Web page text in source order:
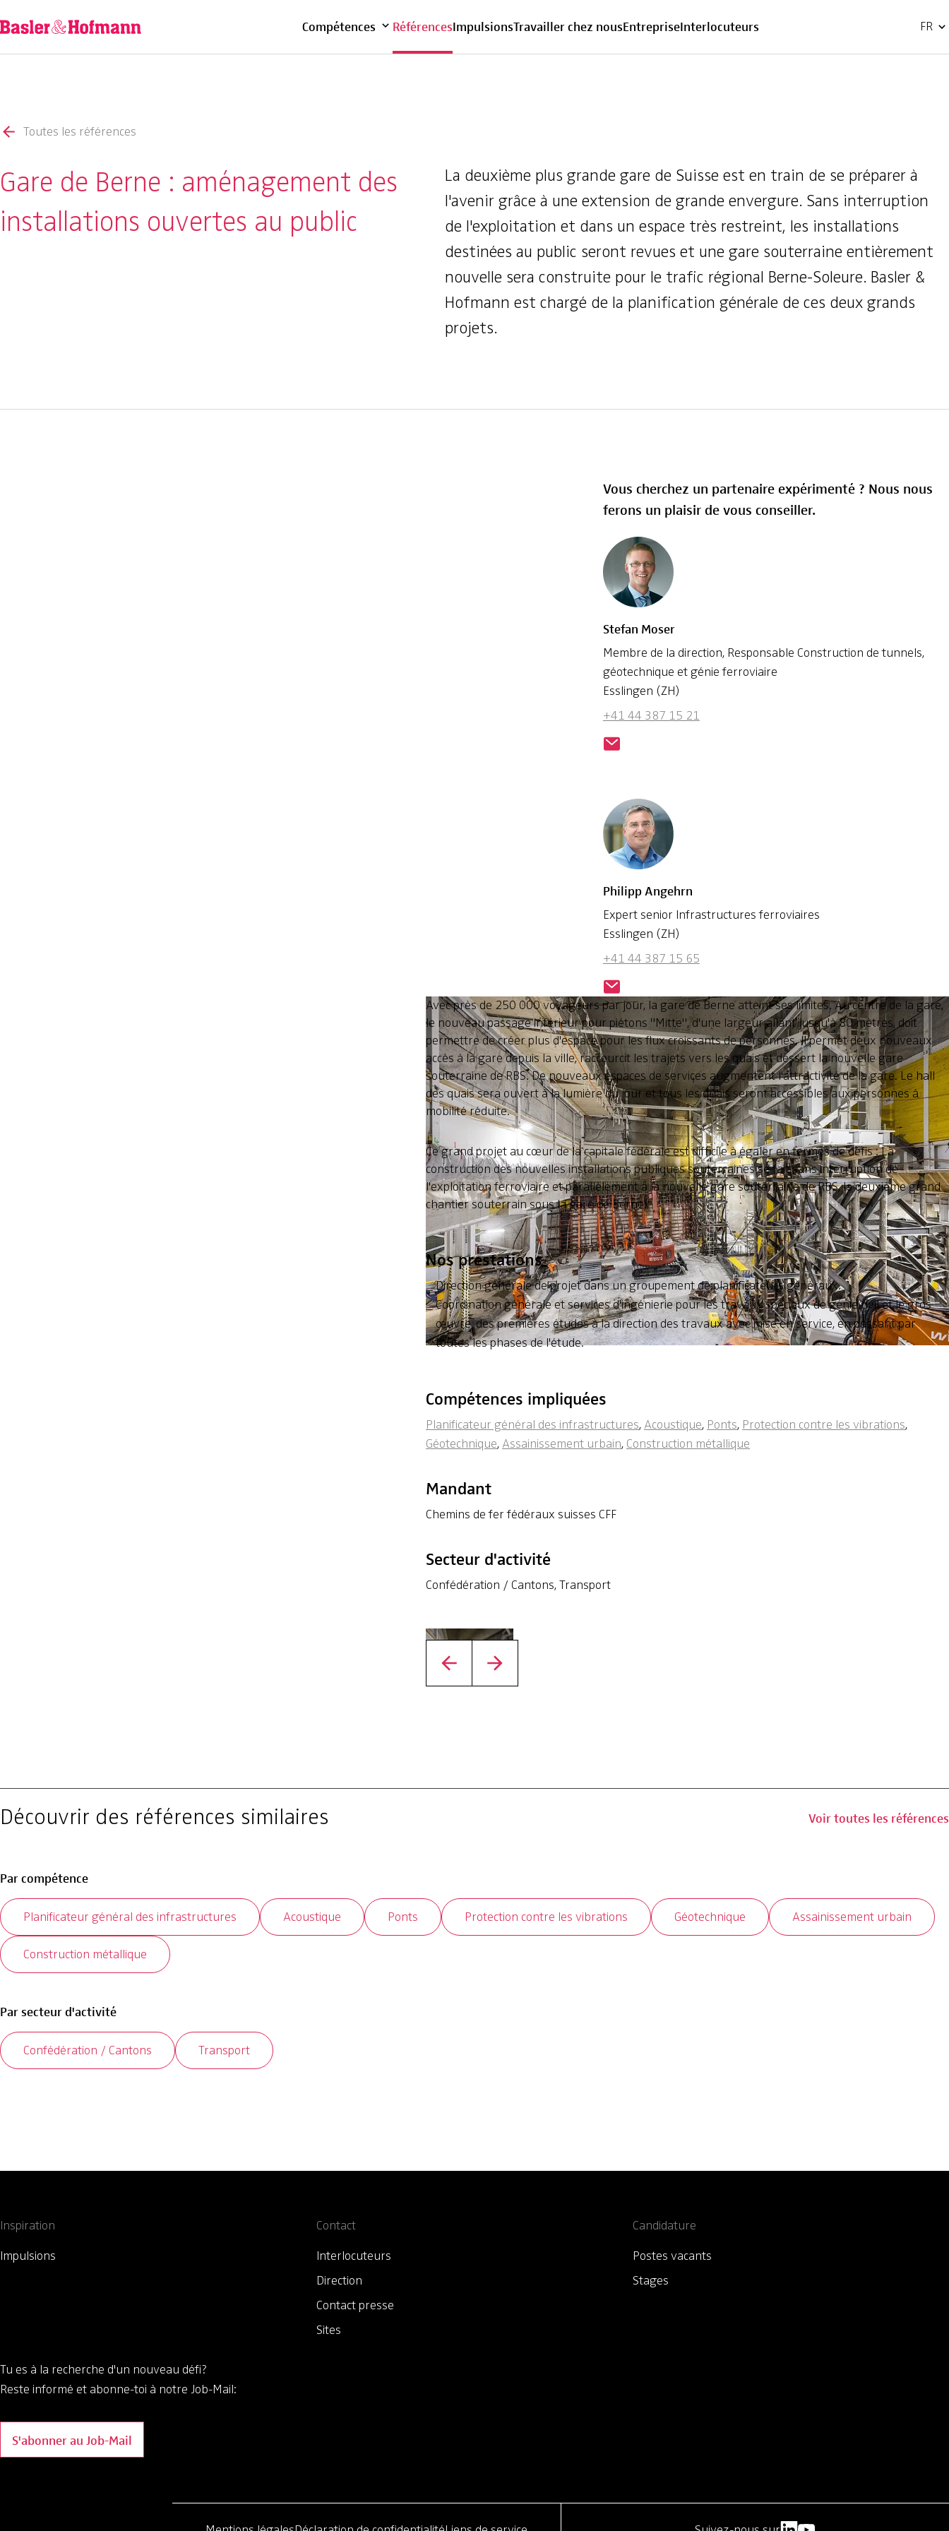
Compétences
RéférencesImpulsionsTravailler chez nousEntrepriseInterlocuteurs FREN
Toutes les références
Gare de Berne : aménagement des
installations ouvertes au public
La deuxième plus grande gare de Suisse est en train de se préparer à
l'avenir grâce à une extension de grande envergure. Sans interruption
de l'exploitation et dans un espace très restreint, les installations
destinées au public seront revues et une gare souterraine entièrement
nouvelle sera construite pour le trafic régional Berne-Soleure. Basler &
Hofmann est chargé de la planification générale de ces deux grands
projets.
Vous cherchez un partenaire expérimenté ? Nous nous
ferons un plaisir de vous conseiller.
Stefan Moser
Membre de la direction, Responsable Construction de tunnels,
géotechnique et génie ferroviaire
Esslingen (ZH)
+41 44 387 15 21
Philipp Angehrn
Expert senior Infrastructures ferroviaires
Esslingen (ZH)
+41 44 387 15 65
Avec près de 250 000 voyageurs par jour, la gare de Berne atteint ses limites. Au centre de la gare,
le nouveau passage inférieur pour piétons "Mitte", d'une largeur allant jusqu'à 80 mètres, doit
permettre de créer plus d'espace pour les flux croissants de personnes. Il permet deux nouveaux
accès à la gare depuis la ville, raccourcit les trajets vers les quais et dessert la nouvelle gare
souterraine de RBS. De nouveaux espaces de services augmentent l'attractivité de la gare. Le hall
des quais sera ouvert à la lumière du jour et tous les quais seront accessibles aux personnes à
mobilité réduite.
Ce grand projet au cœur de la capitale fédérale est difficile à égaler en termes de défis : La
construction des nouvelles installations publiques souterraines se fait sans interruption de
l'exploitation ferroviaire et parallèlement à la nouvelle gare souterraine de RBS, le deuxième grand
chantier souterrain sous la gare de Berne.
Nos prestations
Direction générale de projet dans un groupement de planificateurs généraux.
Coordination générale et services d'ingénierie pour les travaux spéciaux de génie civil et le gros
œuvre, des premières études à la direction des travaux avec mise en service, en passant par
toutes les phases de l'étude.
Compétences impliquées
Planificateur général des infrastructures, Acoustique, Ponts, Protection contre les vibrations,
Géotechnique, Assainissement urbain, Construction métallique
Mandant
Chemins de fer fédéraux suisses CFF
Secteur d'activité
Confédération / Cantons, Transport
Découvrir des références similaires
Par compétence
Planificateur général des infrastructures Acoustique Ponts Protection contre les vibrations Géotechnique Assainissement urbain
Construction métallique
Par secteur d'activité
Confédération / Cantons Transport
Voir toutes les références
Inspiration
Impulsions
Contact
Interlocuteurs
Direction
Contact presse
Sites
Candidature
Postes vacants
Stages
Tu es à la recherche d'un nouveau défi?
Reste informé et abonne-toi à notre Job-Mail:
S'abonner au Job-Mail